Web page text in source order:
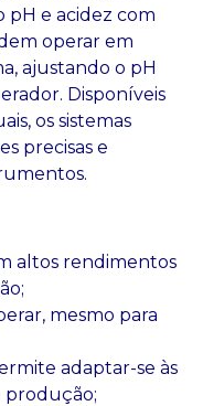
pH e acidez com
operar em
ajustando o pH
Disponíveis
os sistemas
precisas e
altos rendimentos
mesmo para
adaptar-se às
produção;